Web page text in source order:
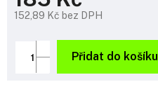
152,89 Kč bez DPH
cena:
Přidat do košíku